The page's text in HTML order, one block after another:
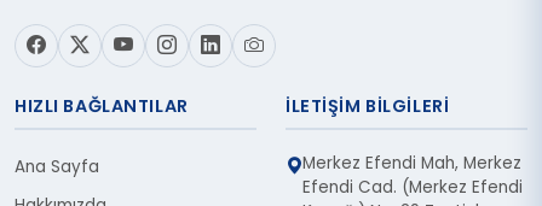
HIZLI BAĞLANTILAR
Ana Sayfa
İLETIŞIM BILGILERI
Merkez Efendi Mah, Merkez
Efendi Cad. (Merkez Efendi